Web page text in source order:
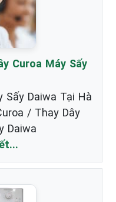
Curoa Máy Sấy
Sấy Daiwa Tại Hà
/ Thay Dây
Daiwa